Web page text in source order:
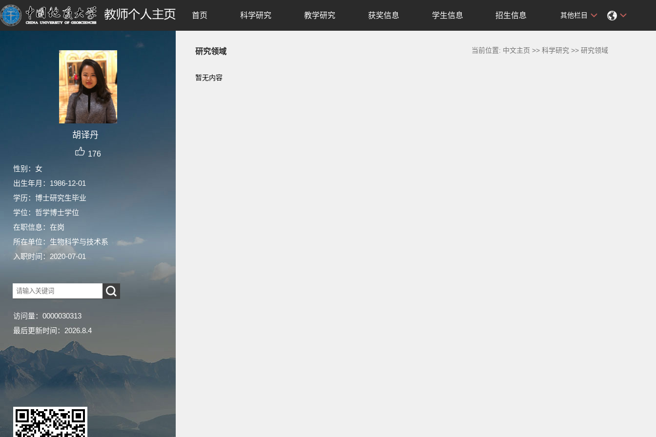
胡译丹
176
性别：女
出生年月：1986-12-01
学历：博士研究生毕业
学位：哲学博士学位
在职信息：在岗
所在单位：生物科学与技术系
入职时间：2020-07-01
访问量： 0000030313
最后更新时间： 2026.8.4
首页 科学研究 教学研究 获奖信息 学生信息 招生信息 其他栏目
研究领域 当前位置: 中文主页 >>科学研究 >>研究领域
暂无内容